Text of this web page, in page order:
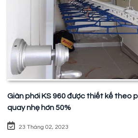
Giàn phơi KS 960 được thiết kế theo
quay nhẹ hơn 50%
23 Tháng 02, 2023